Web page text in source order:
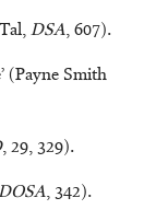
DSA, 607).
(Payne Smith
, 29, 329).
, 342).